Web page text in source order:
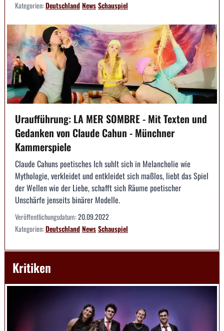
Kategorien:DeutschlandNewsSchauspiel
Uraufführung: LA MER SOMBRE - Mit Texten und
Gedanken von Claude Cahun - Münchner
Kammerspiele
Claude Cahuns poetisches Ich suhlt sich in Melancholie wie
Mythologie, verkleidet und entkleidet sich maßlos, liebt das Spiel
der Wellen wie der Liebe, schafft sich Räume poetischer
Unschärfe jenseits binärer Modelle.
Veröffentlichungsdatum:20.09.2022
Kategorien:DeutschlandNewsSchauspiel
Kritiken